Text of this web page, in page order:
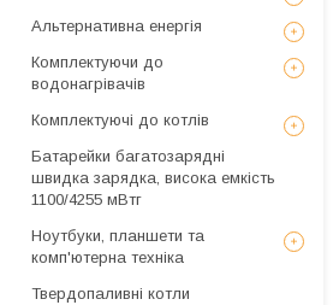
Альтернативна енергія
Комплектуючи до
водонагрівачів
Комплектуючі до котлів
Батарейки багатозарядні
швидка зарядка, висока емкість
1100/4255 мВтг
Ноутбуки, планшети та
комп'ютерна техніка
Твердопаливні котли